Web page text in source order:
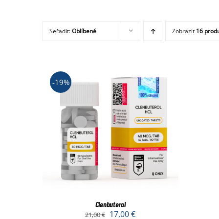
Seřadit:Oblíbené Zobrazit 16
-19%
Clenbuterol
21,00€ 17,00€